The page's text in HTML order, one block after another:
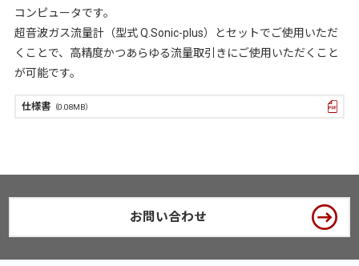
コンピュータです。
超音波ガス流量計（型式 Q.Sonic-plus）とセットでご使用いただ
くことで、高精度かつあらゆる流量取引きにご使用いただくこと
が可能です。
仕様書（0.08MB）
お問い合わせ